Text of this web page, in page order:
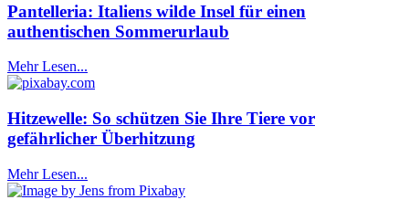
Pantelleria: Italiens wilde Insel für einen
authentischen Sommerurlaub
Mehr Lesen...
Hitzewelle: So schützen Sie Ihre Tiere vor
gefährlicher Überhitzung
Mehr Lesen...